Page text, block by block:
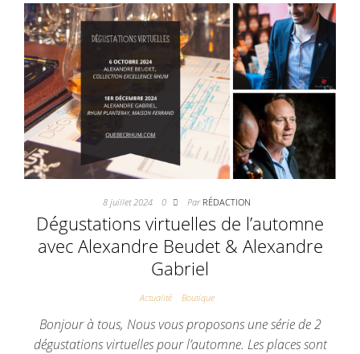
8 juillet 2024 0 Par RÉDACTION
Dégustations virtuelles de l’automne
avec Alexandre Beudet & Alexandre
Gabriel
Actualité Boutique
Bonjour à tous, Nous vous proposons une série de 2
dégustations virtuelles pour l’automne. Les places sont